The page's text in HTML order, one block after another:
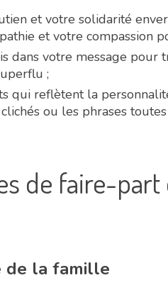
et votre solidarité
et votre compassion
dans votre message
;
qui reflètent la
ou les phrases toutes
de faire-
de la famille